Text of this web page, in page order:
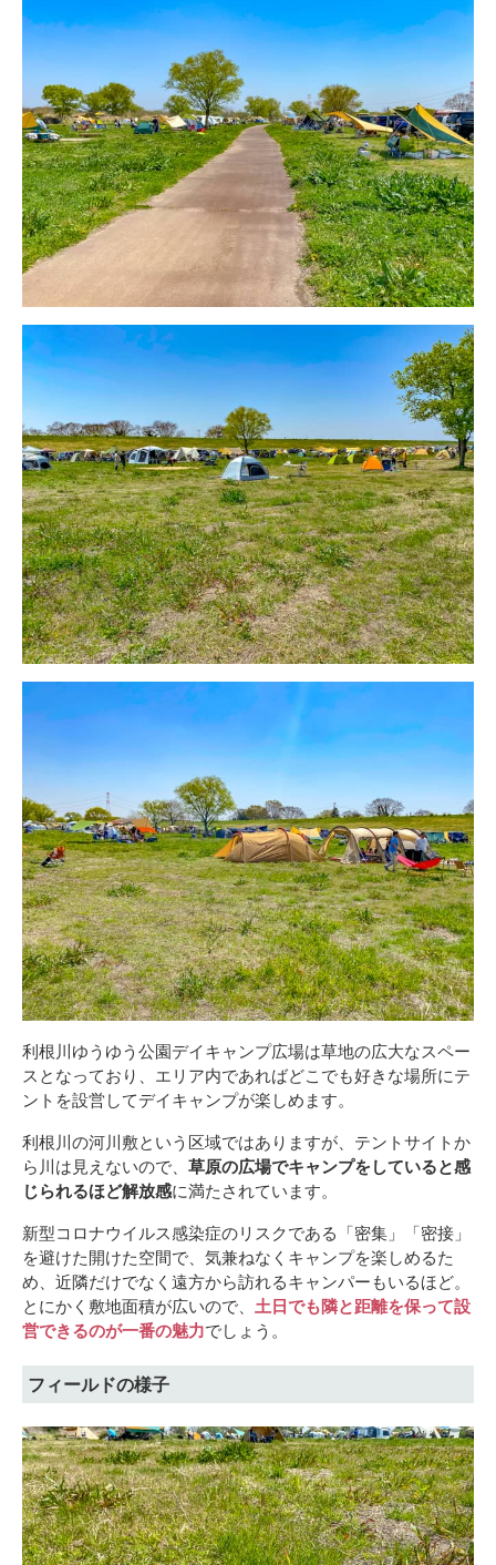
利根川ゆうゆう公園デイキャンプ広場は草地の広大なスペー
スとなっており、エリア内であればどこでも好きな場所にテ
ントを設営してデイキャンプが楽しめます。
利根川の河川敷という区域ではありますが、テントサイトか
ら川は見えないので、 草原の広場でキャンプをしていると感
じられるほど解放感に満たされています。
新型コロナウイルス感染症のリスクである「密集」「密接」
を避けた開けた空間で、気兼ねなくキャンプを楽しめるた
め、近隣だけでなく遠方から訪れるキャンパーもいるほど。
とにかく敷地面積が広いので、 土日でも隣と距離を保って設
営できるのが一番の魅力でしょう。
フィールドの様子